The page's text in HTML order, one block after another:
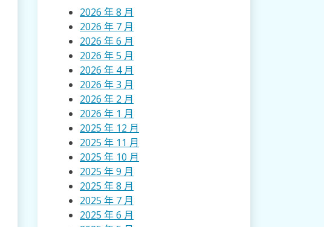
2026 年 8 月
2026 年 7 月
2026 年 6 月
2026 年 5 月
2026 年 4 月
2026 年 3 月
2026 年 2 月
2026 年 1 月
2025 年 12 月
2025 年 11 月
2025 年 10 月
2025 年 9 月
2025 年 8 月
2025 年 7 月
2025 年 6 月